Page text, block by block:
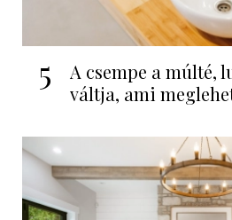
5
A csempe a múlté,
váltja, ami